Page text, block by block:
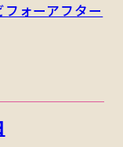
フォーアフター